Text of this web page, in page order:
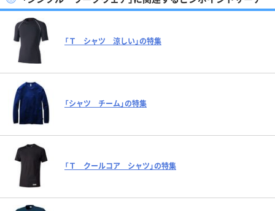
「Ｔ シャツ 涼しい」の特集
「シャツ チーム」の特集
「Ｔ クールコア シャツ」の特集